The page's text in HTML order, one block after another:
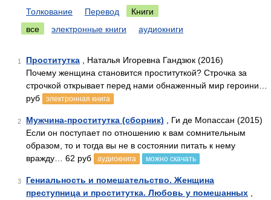
Толкование Перевод
Книги
все
электронные книги аудиокниги
1 Проститутка , Наталья Игоревна Гандзюк (2016)
Почему женщина становится проституткой? Строчка за
строчкой открывает перед нами обнаженный мир героини…
руб
электронная книга
2 Мужчина-проститутка (сборник) , Ги де Мопассан (2015)
Если он поступает по отношению к вам сомнительным
образом, то и тогда вы не в состоянии питать к нему
вражду… 62 руб
аудиокнига можно скачать
3
Гениальность и помешательство. Женщина
преступница и проститутка. Любовь у помешанных